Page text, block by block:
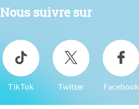
Nous suivre sur
TikTok Twitter Facebook